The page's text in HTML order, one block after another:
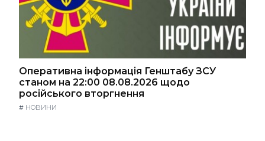
Оперативна інформація Генштабу ЗСУ
станом на 22:00 08.08.2026 щодо
російського вторгнення
# НОВИНИ